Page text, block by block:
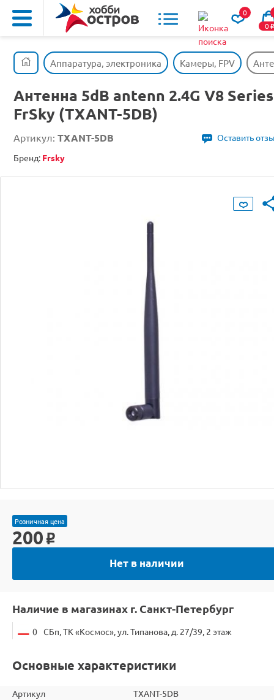
0
0o
Аппаратура, электроника Камеры, FPV
Антенна 5dB antenn 2.4G V8 Series
FrSky (TXANT-5DB)
Артикул: TXANT-5DB
Оставить
Бренд: Frsky
Розничная цена
200 o
Нет в наличии
Наличие в магазинах г. Санкт-Петербург
0 СБп, ТК «Космос», ул. Типанова, д. 27/39, 2 этаж
Основные характеристики
Артикул
TXANT-5DB